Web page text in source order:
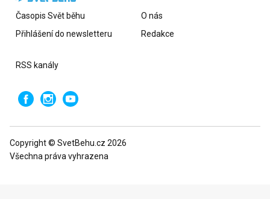
Časopis Svět běhu
Přihlášení do newsletteru
O nás
Redakce
RSS kanály
Copyright © SvetBehu.cz 2026
Všechna práva vyhrazena